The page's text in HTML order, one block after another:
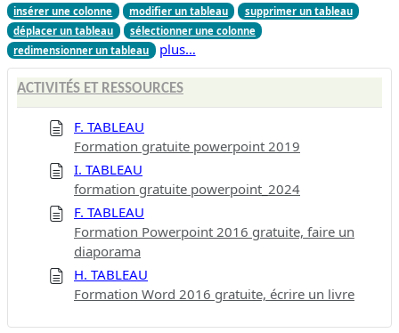
insérer une colonne
modifier un tableau
supprimer un tableau
déplacer un tableau
sélectionner une colonne
redimensionner un tableau
plus…
ACTIVITÉS ET RESSOURCES
F. TABLEAU
Formation gratuite powerpoint 2019
I. TABLEAU
formation gratuite powerpoint_2024
F. TABLEAU
Formation Powerpoint 2016 gratuite, faire un
diaporama
H. TABLEAU
Formation Word 2016 gratuite, écrire un livre